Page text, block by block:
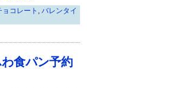
ョコレート , バレンタイ
食パン予約